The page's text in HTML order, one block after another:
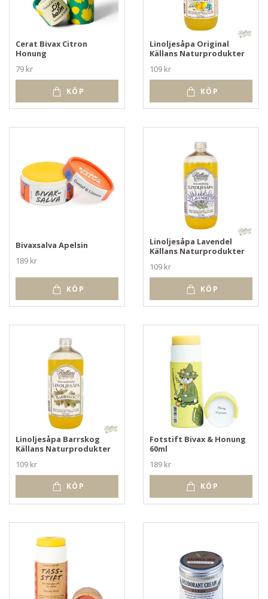
Cerat Bivax Citron
Honung
79 kr
KÖP
Linoljesåpa Original
Källans Naturprodukter
109 kr
KÖP
Bivaxsalva Apelsin
189 kr
KÖP
Linoljesåpa Lavendel
Källans Naturprodukter
109 kr
KÖP
Linoljesåpa Barrskog
Källans Naturprodukter
109 kr
KÖP
Fotstift Bivax & Honung
60ml
189 kr
KÖP